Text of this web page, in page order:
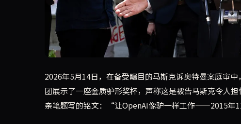
在马斯克诉奥特曼案中，OpenAI律师向陪审团展示了
2026年5月14日，在备受瞩目的马斯克诉奥特曼案庭审
团展示了一座金质驴形奖杯，声称这是被告马斯克令人
亲笔题写的铭文：“让OpenAI像驴一样工作——2015年